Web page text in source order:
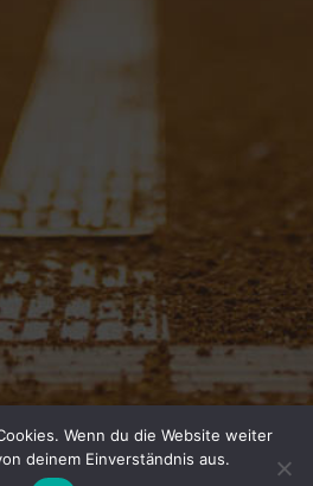
Wenn du die Website weiter
deinem Einverständnis aus.